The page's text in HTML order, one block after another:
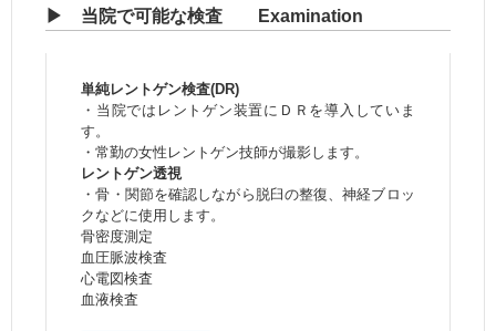
▶ 当院で可能な検査 Examination
単純レントゲン検査(DR)
・当院ではレントゲン装置にＤＲを導入していま
す。
・常勤の女性レントゲン技師が撮影します。
レントゲン透視
・骨・関節を確認しながら脱臼の整復、神経ブロッ
クなどに使用します。
骨密度測定
血圧脈波検査
心電図検査
血液検査